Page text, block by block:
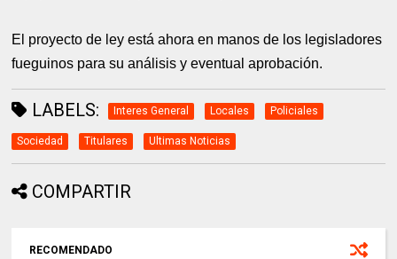
El proyecto de ley está ahora en manos de los legisladores
fueguinos para su análisis y eventual aprobación.
LABELS: Interes General Locales Policiales
Sociedad Titulares Ultimas Noticias
COMPARTIR
RECOMENDADO